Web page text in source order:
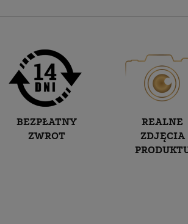
BEZPŁATNY
ZWROT
REALNE
ZDJĘCIA